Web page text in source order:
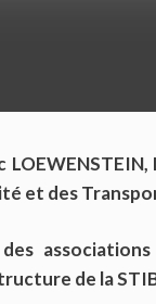
et des
de la